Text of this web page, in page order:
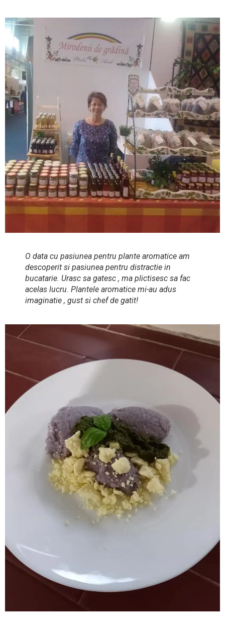
O data cu pasiunea pentru plante aromatice am
descoperit si pasiunea pentru distractie in
bucatarie. Urasc sa gatesc , ma plictisesc sa fac
acelas lucru. Plantele aromatice mi-au adus
imaginatie , gust si chef de gatit!